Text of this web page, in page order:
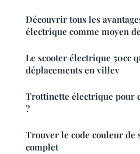
Découvrir tous les
électrique comme moyen
Le scooter électrique 50cc
déplacements en villev
Trottinette électrique pour
?
Trouver le code couleur de
complet